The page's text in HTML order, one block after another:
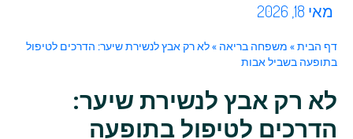
מאי 18, 2026
דף הבית»משפחה בריאה»לא רק אבץ לנשירת שיער: הדרכים לטיפול
בתופעה בשביל אבות
לא רק אבץ לנשירת שיער:
הדרכים לטיפול בתופעה